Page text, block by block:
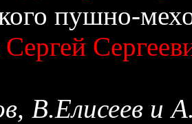
пушно-
В.Елисеев и